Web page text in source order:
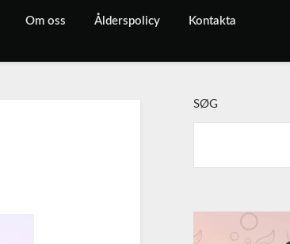
Om oss Ålderspolicy Kontakta
SØG